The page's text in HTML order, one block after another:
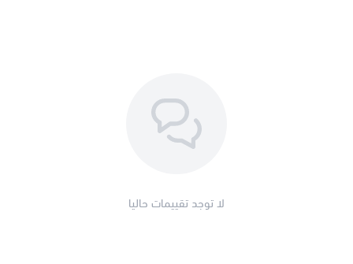
لا توجد تقييمات حاليا